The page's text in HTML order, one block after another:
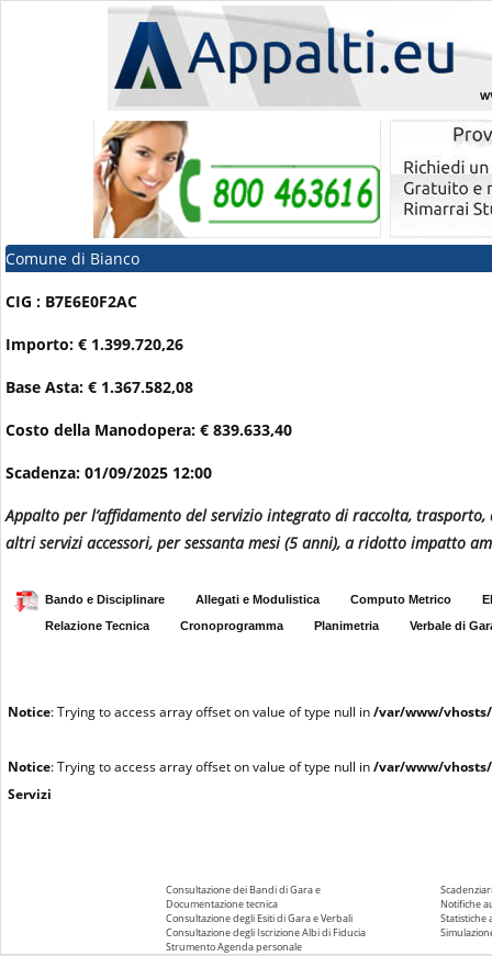
Comune di Bianco
CIG : B7E6E0F2AC
Importo: € 1.399.720,26
Base Asta: € 1.367.582,08
Costo della Manodopera: € 839.633,40
Scadenza: 01/09/2025 12:00
Appalto per l’affidamento del servizio integrato di raccolta,
altri servizi accessori, per sessanta mesi (5 anni), a ridotto impatto
Bando e Disciplinare Allegati e Modulistica Computo Metrico
Relazione Tecnica
Cronoprogramma Planimetria Verbale di
Notice: Trying to access array offset on value of type null in/var/www/
Notice: Trying to access array offset on value of type null in/var/www/
Servizi
Consultazione dei Bandi di Gara e
Documentazione tecnica
Consultazione degli Esiti di Gara e Verbali
Consultazione degli Iscrizione Albi di Fiducia
Strumento Agenda personale
Notifiche
Statistiche